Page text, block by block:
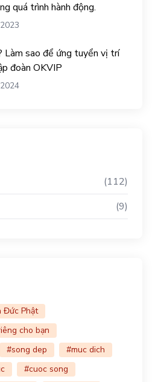
quá trình hành động.
Làm sao để ứng tuyển vị trí
đoàn OKVIP
(112)
(9)
Đức Phật
cho bạn
#song dep
#muc dich
#cuoc song